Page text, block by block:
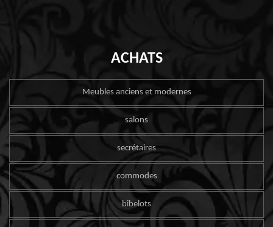
ACHATS
Meubles anciens et modernes
salons
secrétaires
commodes
bibelots